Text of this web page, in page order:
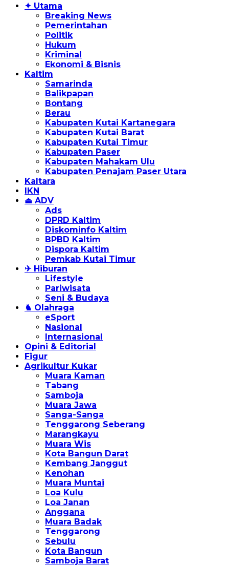
✦ Utama
Breaking News
Pemerintahan
Politik
Hukum
Kriminal
Ekonomi & Bisnis
Kaltim
Samarinda
Balikpapan
Bontang
Berau
Kabupaten Kutai Kartanegara
Kabupaten Kutai Barat
Kabupaten Kutai Timur
Kabupaten Paser
Kabupaten Mahakam Ulu
Kabupaten Penajam Paser Utara
Kaltara
IKN
⏏ ADV
Ads
DPRD Kaltim
Diskominfo Kaltim
BPBD Kaltim
Dispora Kaltim
Pemkab Kutai Timur
✈ Hiburan
Lifestyle
Pariwisata
Seni & Budaya
♞ Olahraga
eSport
Nasional
Internasional
Opini & Editorial
Figur
Agrikultur Kukar
Muara Kaman
Tabang
Samboja
Muara Jawa
Sanga-Sanga
Tenggarong Seberang
Marangkayu
Muara Wis
Kota Bangun Darat
Kembang Janggut
Kenohan
Muara Muntai
Loa Kulu
Loa Janan
Anggana
Muara Badak
Tenggarong
Sebulu
Kota Bangun
Samboja Barat